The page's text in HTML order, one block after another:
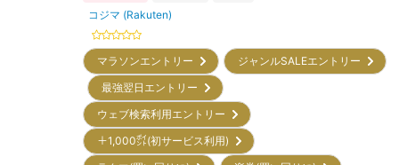
コジマ (Rakuten)
マラソンエントリー
ジャンルSALEエントリー
最強翌日エントリー
ウェブ検索利用エントリー
＋1,000㌽(初サービス利用)